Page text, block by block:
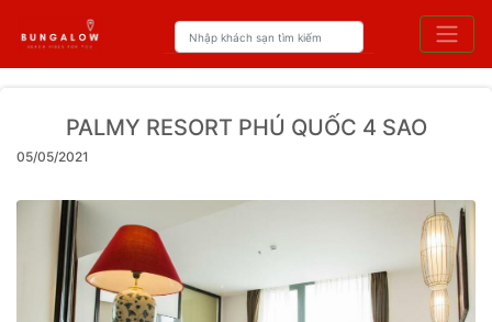
PALMY RESORT PHÚ QUỐC 4 SAO
05/05/2021